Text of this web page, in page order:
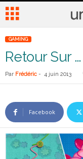
GAMING
Retour Sur
Par Frédéric - 4 juin 2013
Facebook